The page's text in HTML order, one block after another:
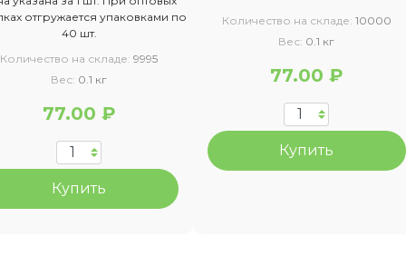
отгружается упаковками по
40 шт.
Количество на складе:9995
Вес: 0.1 кг
77.00 ₽
Купить
Количество на складе: 10000
Вес: 0.1 кг
77.00 ₽
Купить